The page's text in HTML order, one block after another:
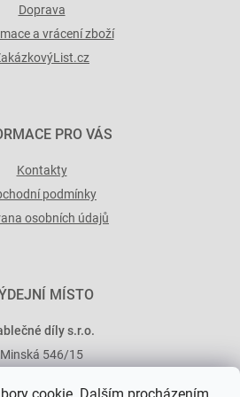
Doprava
a vrácení zboží
PRO VÁS
Kontakty
podmínky
osobních údajů
MÍSTO
díly s.r.o.
Minská 546/15